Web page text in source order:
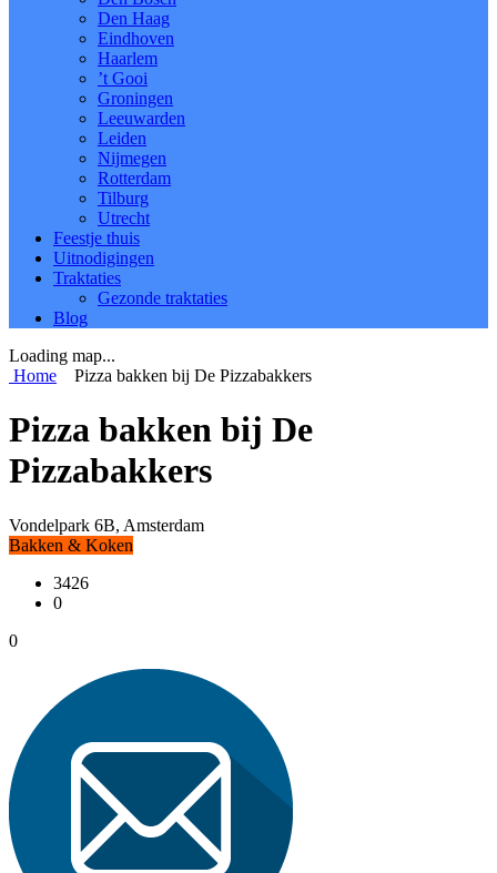
Den Haag
Eindhoven
Haarlem
’t Gooi
Groningen
Leeuwarden
Leiden
Nijmegen
Rotterdam
Tilburg
Utrecht
Feestje thuis
Uitnodigingen
Traktaties
Gezonde traktaties
Blog
Loading map...
Home
Pizza bakken bij De Pizzabakkers
Pizza bakken bij De
Pizzabakkers
Vondelpark 6B, Amsterdam
Bakken & Koken
3426
0
0